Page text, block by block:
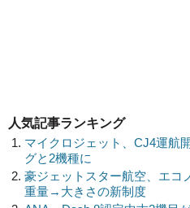
人気記事ランキング
マイクロジェット、CJ4運
グと2機種に
豪ジェットスター航空、エ
重量→大きさの新制度